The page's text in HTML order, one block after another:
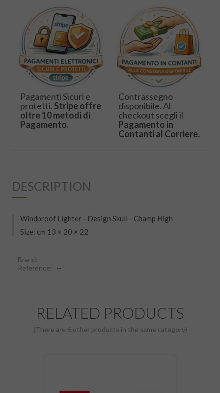
Pagamenti Sicuri e
protetti. Stripe offre
oltre 10 metodi di
Pagamento.
Contrassegno
disponibile. Al
checkout scegli il
Pagamento in
Contanti al Corriere.
DESCRIPTION
Windproof Lighter - Design Skull - Champ High
Size: cm 13 × 20 × 22
Brand:
Reference:
--
RELATED PRODUCTS
(There are 6 other products in the same category)